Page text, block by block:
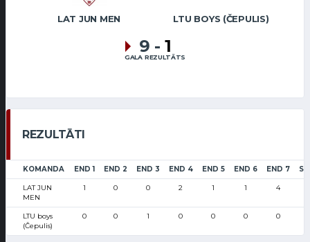
LAT JUN MEN LTU BOYS (ČEPULIS)
9 - 1
GALA REZULTĀTS
REZULTĀTI
KOMANDA END 1 END 2 END 3 END 4 END 5 END 6 END 7
LAT JUN
MEN
1 0 0 2 1 1 4
LTU boys
(Čepulis)
0 0 1 0 0 0 0